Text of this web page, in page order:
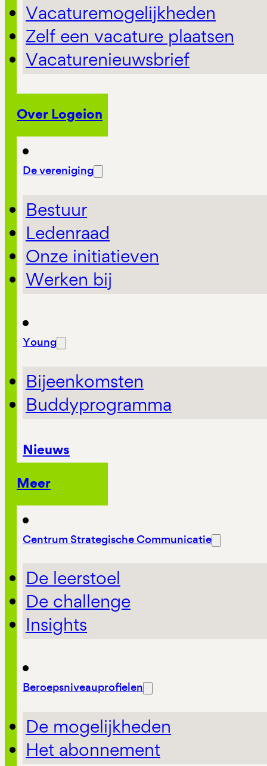
Vacaturemogelijkheden
Zelf een vacature plaatsen
Vacaturenieuwsbrief
Over Logeion
De vereniging
Bestuur
Ledenraad
Onze initiatieven
Werken bij
Young
Bijeenkomsten
Buddyprogramma
Nieuws
Meer
Centrum Strategische Communicatie
De leerstoel
De challenge
Insights
Beroepsniveauprofielen
De mogelijkheden
Het abonnement